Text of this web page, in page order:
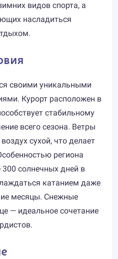
видов спорта, а
насладиться
своими уникальными
Курорт расположен в
стабильному
всего сезона. Ветры
сухой, что делает
региона
300 солнечных дней в
катанием даже
месяцы. Снежные
— идеальное сочетание